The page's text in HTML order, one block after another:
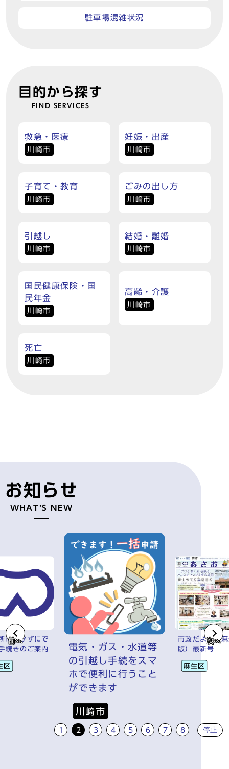
駐車場混雑状況
目的から探す
FIND SERVICES
救急・医療
川崎市
妊娠・出産
川崎市
子育て・教育
川崎市
ごみの出し方
川崎市
引越し
川崎市
結婚・離婚
川崎市
国民健康保険・国
民年金
川崎市
高齢・介護
川崎市
死亡
川崎市
お知らせ
WHAT’S NEW
前へ
に行かずにで
続きのご案内
区
電気・ガス・水道等
の引越し手続をスマ
ホで便利に行うこと
ができます
川崎市
市政だより（
版）最新号
麻生区
次へ
1 2 3 4 5 6 7 8 停止